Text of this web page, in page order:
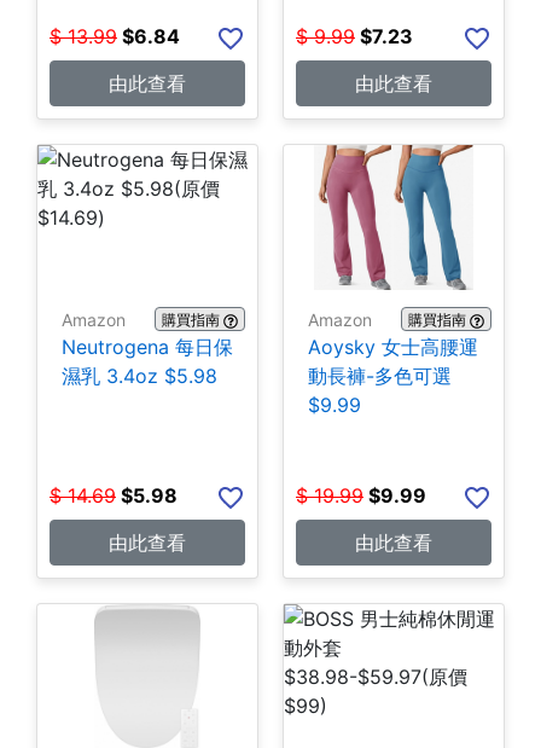
$ 13.99 $6.84
由此查看
$ 9.99 $7.23
由此查看
Amazon 購買指南
Neutrogena 每日保
濕乳 3.4oz $5.98
$ 14.69 $5.98
由此查看
Amazon 購買指南
Aoysky 女士高腰運
動長褲-多色可選
$9.99
$ 19.99 $9.99
由此查看